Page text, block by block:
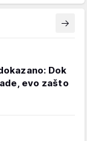
Dok
evo zašto